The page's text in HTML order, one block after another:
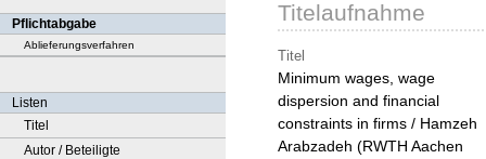
Pflichtabgabe
Ablieferungsverfahren
Listen
Titel
Autor / Beteiligte
Titelaufnahme
Titel
Minimum wages, wage
dispersion and financial
constraints in firms / Hamzeh
Arabzadeh (RWTH Aachen